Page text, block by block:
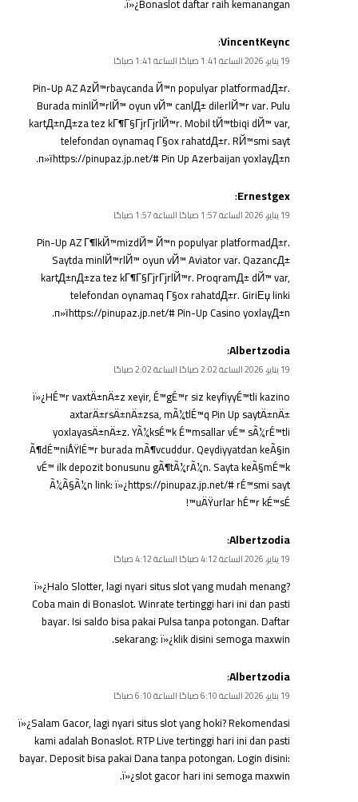
ï»¿Bonaslot daftarraih kemanangan.
VincentKeync
:
19 يناير، 2026 الساعة 1:41 صباحًا الساعة 1:41 صباحًا
Pin-Up AZ AzЙ™rbaycanda Й™n populyar platformadД±r.
Burada minlЙ™rlЙ™ oyun vЙ™ canlД± dilerlЙ™r var. Pulu
kartД±nД±za tez kГ¶Г§ГјrГјrlЙ™r. Mobil tЙ™tbiqi dЙ™ var,
telefondan oynamaq Г§ox rahatdД±r. RЙ™smi sayt
п»їhttps://pinupaz.jp.net/# Pin Up Azerbaijan yoxlayД±n.
Ernestgex
:
19 يناير، 2026 الساعة 1:57 صباحًا الساعة 1:57 صباحًا
Pin-Up AZ Г¶lkЙ™mizdЙ™ Й™n populyar platformadД±r.
Saytda minlЙ™rlЙ™ oyun vЙ™ Aviator var. QazancД±
kartД±nД±za tez kГ¶Г§ГјrГјrlЙ™r. ProqramД± dЙ™ var,
telefondan oynamaq Г§ox rahatdД±r. GiriЕџ linki
п»їhttps://pinupaz.jp.net/# Pin-Up Casino yoxlayД±n.
Albertzodia
:
19 يناير، 2026 الساعة 2:02 صباحًا الساعة 2:02 صباحًا
ï»¿HÉ™r vaxtÄ±nÄ±z xeyir, É™gÉ™r siz keyfiyyÉ™tli kazino
axtarÄ±rsÄ±nÄ±zsa, mÃ¼tlÉ™q Pin Up saytÄ±nÄ±
yoxlayasÄ±nÄ±z. YÃ¼ksÉ™k É™msallar vÉ™ sÃ¼rÉ™tli
Ã¶dÉ™niÅŸlÉ™r burada mÃ¶vcuddur. Qeydiyyatdan keÃ§in
vÉ™ ilk depozit bonusunu gÃ¶tÃ¼rÃ¼n. Sayta keÃ§mÉ™k
Ã¼Ã§Ã¼n link: ï»¿https://pinupaz.jp.net/# rÉ™smi sayt
uÄŸurlar hÉ™r kÉ™sÉ™!
Albertzodia
:
19 يناير، 2026 الساعة 4:12 صباحًا الساعة 4:12 صباحًا
ï»¿Halo Slotter, lagi nyari situs slot yang mudah menang?
Coba main di Bonaslot. Winrate tertinggi hari ini dan pasti
bayar. Isi saldo bisa pakai Pulsa tanpa potongan. Daftar
sekarang: ï»¿klik disini semoga maxwin.
Albertzodia
:
19 يناير، 2026 الساعة 6:10 صباحًا الساعة 6:10 صباحًا
ï»¿Salam Gacor, lagi nyari situs slot yang hoki? Rekomendasi
kami adalah Bonaslot. RTP Live tertinggi hari ini dan pasti
bayar. Deposit bisa pakai Dana tanpa potongan. Login disini:
ï»¿slot gacor hari ini semoga maxwin.